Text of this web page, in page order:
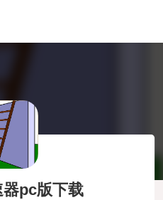
pc版下载